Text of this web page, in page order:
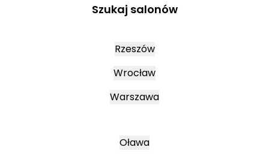
Szukaj salonów
Rzeszów
Wrocław
Warszawa
Oława